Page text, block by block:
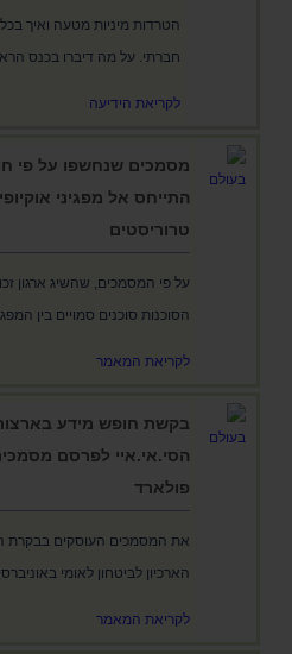
הטרדות מיניות מטעה ואיך
חברתי. על מה דיברו בכנס
לקריאת הידיעה
התייחס אל מפגיני
טרוריסטים
על פי המסמכים, שהשיג ארגון
הסוכנות סוכנים סמויים בין
לקריאת המאמר
בקשת חופש מידע
הסי.אי.איי לפרסם
פולארד
את המסמכים העוסקים בבקרת
הארכיון לביטחון לאומי
לקריאת המאמר